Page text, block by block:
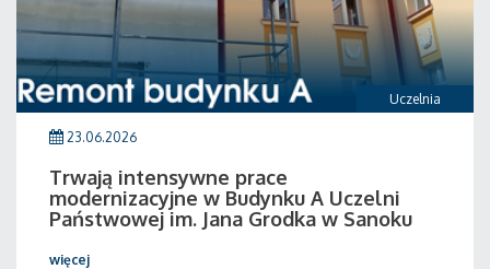
Uczelnia
23.06.2026
Trwają intensywne prace
modernizacyjne w Budynku A Uczelni
Państwowej im. Jana Grodka w Sanoku
więcej